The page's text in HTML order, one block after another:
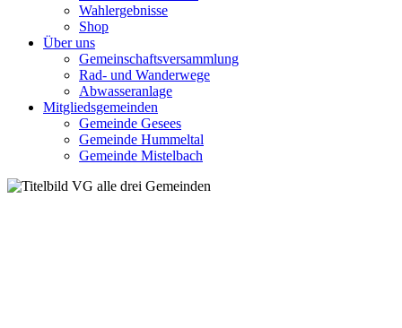
Wahlergebnisse
Shop
Über uns
Gemeinschaftsversammlung
Rad- und Wanderwege
Abwasseranlage
Mitgliedsgemeinden
Gemeinde Gesees
Gemeinde Hummeltal
Gemeinde Mistelbach